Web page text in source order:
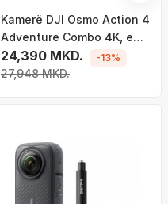
Kamerë DJI Osmo Action 4
Adventure Combo 4K, e
zezë
24,390 MKD.
27,948 MKD.
-13%